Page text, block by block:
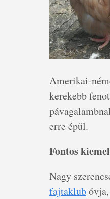
Amerikai-
kerekebb
erre épül.
Fontos
Nagy
fajtaklub